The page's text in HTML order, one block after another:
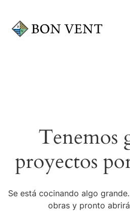
Tenemos
proyectos
Se está cocinando algo
obras y pronto